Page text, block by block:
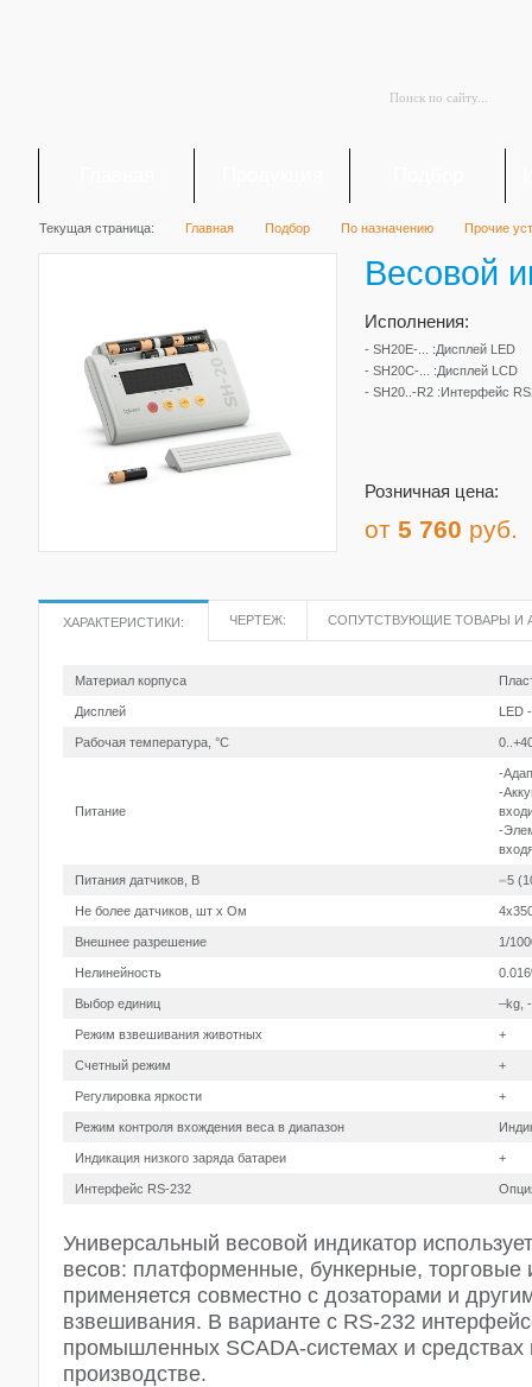
Текущая страница: Главная Подбор По назначению Прочие
Весовой
Исполнения:
- SH20E-... :Дисплей LED
- SH20C-... :Дисплей LCD
- SH20..-R2 :Интерфейс
Розничная цена:
от 5 760 руб.
ХАРАКТЕРИСТИКИ: ЧЕРТЕЖ: СОПУТСТВУЮЩИЕ ТОВАРЫ И
Материал корпуса
Дисплей LED
Рабочая температура, °С
Питание
-
-
-
Питания датчиков, В ⎓5
Не более датчиков, шт х Ом
Внешнее разрешение 1/
Нелинейность
Выбор единиц –kg,
Режим взвешивания животных +
Cчетный режим +
Регулировка яркости +
Режим контроля вхождения веса в диапазон
Индикация низкого заряда батареи +
Интерфейс RS-232
Универсальный весовой индикатор
весов: платформенные, бункерные, торговые
применяется совместно с дозаторами и
взвешивания. В варианте с RS-232
промышленных SCADA-системах и средствах
производстве.